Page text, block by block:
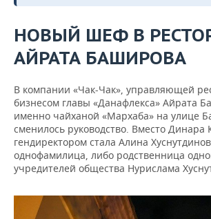
НОВЫЙ ШЕФ В
АЙРАТА БАШИРОВА
В компании «Чак-Чак», управляющей
бизнесом главы «Данафлекса» Айрата
именно чайханой «Мархаба» на улице
сменилось руководство. Вместо Динара
гендиректором стала Алина
однофамилица, либо родственница
учредителей общества Нурислама